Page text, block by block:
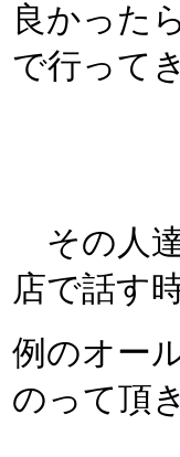
良かった
で行って
その人
店で話す
例のオー
のって頂